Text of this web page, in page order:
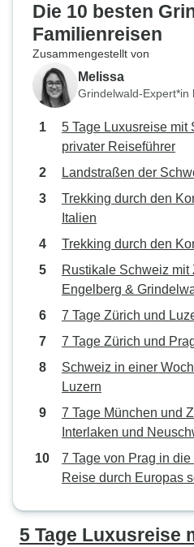
Die 10 besten
Familienreisen
Zusammengestellt von
Melissa
Grindelwald-Expert*in
5 Tage Luxusreise mit
privater Reiseführer
Landstraßen der
Trekking durch den
Italien
Trekking durch den
Rustikale Schweiz mit
Engelberg &
7 Tage Zürich und
7 Tage Zürich und
Schweiz in einer
Luzern
7 Tage München und
Interlaken und
7 Tage von Prag in
Reise durch Europas
5 Tage Luxusreise